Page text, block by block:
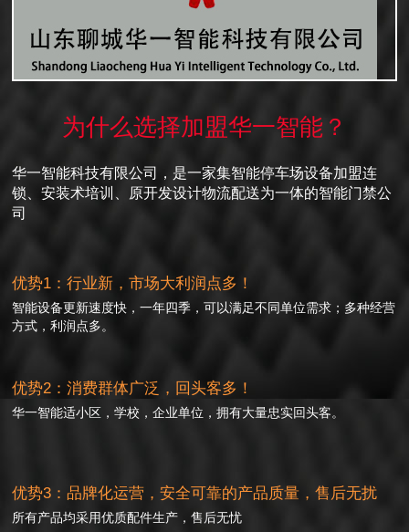
为什么选择加盟华一智能？
华一智能科技有限公司，是一家集智能停车场设备加盟连
锁、安装术培训、原开发设计物流配送为一体的智能门禁公
司
优势1：行业新，市场大利润点多！
智能设备更新速度快，一年四季，可以满足不同单位需求；多种经营
方式，利润点多。
优势2：消费群体广泛，回头客多！
华一智能适小区，学校，企业单位，拥有大量忠实回头客。
优势3：品牌化运营，安全可靠的产品质量，售后无扰
所有产品均采用优质配件生产，售后无忧